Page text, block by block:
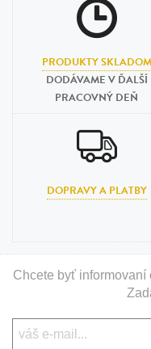
PRODUKTY SKLADOM
DODÁVAME V ĎALŠÍ
PRACOVNÝ DEŇ
DOPRAVY A PLATBY
Chcete byť